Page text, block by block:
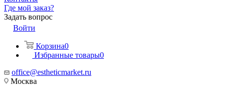
Где мой заказ?
Задать вопрос
Войти
Корзина0
Избранные товары0
office@estheticmarket.ru
Москва